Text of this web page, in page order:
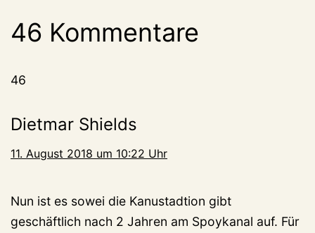
46 Kommentare
46
Dietmar Shields
11. August 2018 um 10:22 Uhr
Nun ist es sowei die Kanustadtion gibt
geschäftlich nach 2 Jahren am Spoykanal auf. Für